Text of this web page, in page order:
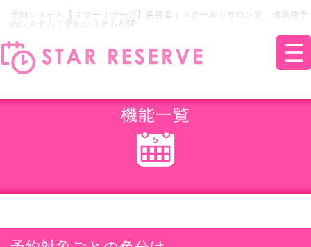
予約システム【スターリザーブ】美容室｜スクール｜サロン等、他業種予
約システム｜予約システムASP
機能一覧